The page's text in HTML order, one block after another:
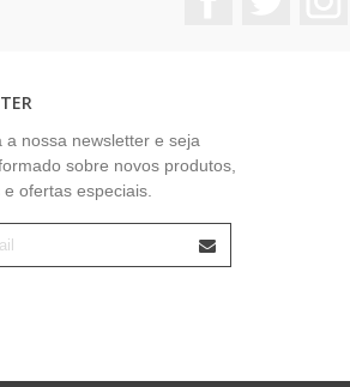
a nossa newsletter e seja
sobre novos produtos,
ofertas especiais.